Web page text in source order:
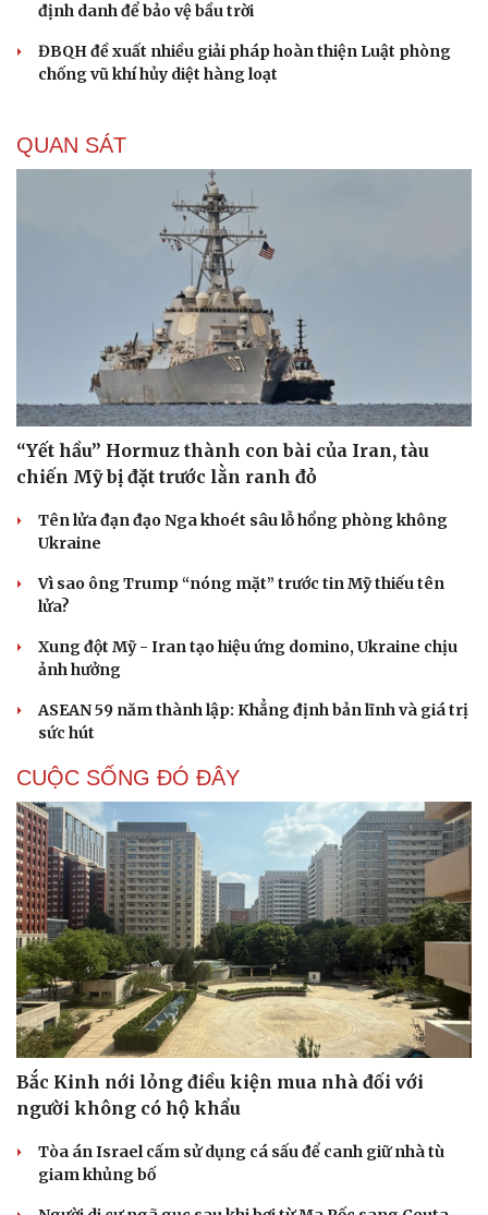
định danh để bảo vệ bầu trời
ĐBQH đề xuất nhiều giải pháp hoàn thiện Luật phòng
chống vũ khí hủy diệt hàng loạt
QUAN SÁT
“Yết hầu” Hormuz thành con bài của Iran, tàu
chiến Mỹ bị đặt trước lằn ranh đỏ
Tên lửa đạn đạo Nga khoét sâu lỗ hổng phòng không
Ukraine
Vì sao ông Trump “nóng mặt” trước tin Mỹ thiếu tên
lửa?
Xung đột Mỹ - Iran tạo hiệu ứng domino, Ukraine chịu
ảnh hưởng
ASEAN 59 năm thành lập: Khẳng định bản lĩnh và giá trị
sức hút
CUỘC SỐNG ĐÓ ĐÂY
Bắc Kinh nới lỏng điều kiện mua nhà đối với
người không có hộ khẩu
Tòa án Israel cấm sử dụng cá sấu để canh giữ nhà tù
giam khủng bố